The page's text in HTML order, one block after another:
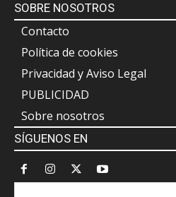
SOBRE NOSOTROS
Contacto
Política de cookies
Privacidad y Aviso Legal
PUBLICIDAD
Sobre nosotros
SÍGUENOS EN